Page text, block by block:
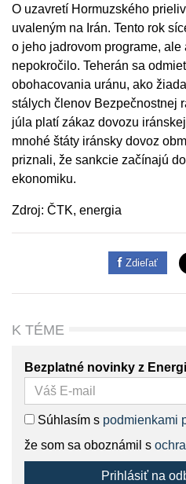
O uzavretí Hormuzského
uvaleným na Irán. Tento rok
o jeho jadrovom programe, ale
nepokročilo. Teherán sa
obohacovania uránu, ako
stálych členov Bezpečnostnej
júla platí zákaz dovozu
mnohé štáty iránsky dovoz
priznali, že sankcie začínajú
ekonomiku.
Zdroj: ČTK, energia
Zdieľať
K TÉME
Bezplatné novinky z
Súhlasím s podmienkami
že som sa oboznámil s
Prihlásiť na